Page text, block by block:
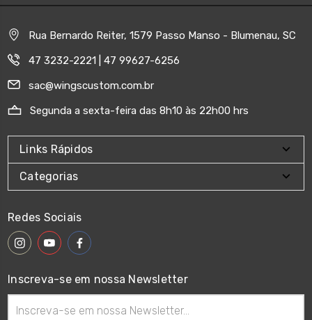
Rua Bernardo Reiter, 1579 Passo Manso - Blumenau, SC
47 3232-2221 | 47 99627-6256
sac@wingscustom.com.br
Segunda a sexta-feira das 8h10 às 22h00 hrs
Links Rápidos
Categorias
Redes Sociais
Inscreva-se em nossa Newsletter
de